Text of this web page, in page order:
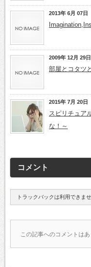
2013年 6月 07日
2009年 12月 29日
部屋とコタツ
2015年 7月 20日
スピリチュア
な！～
コメント
トラックバックは利用できませ
この記事へのコメントはあ